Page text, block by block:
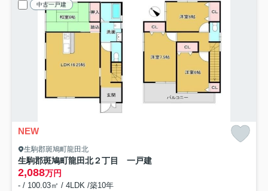
中古一戸建
NEW
生駒郡斑鳩町龍田北
生駒郡斑鳩町龍田北２丁目 一戸建
2,088万円
- / 100.03㎡ / 4LDK /築10年